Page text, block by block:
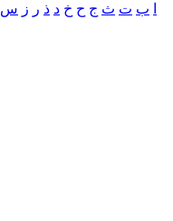
ب ت ث ج ح خ د ذ ر ز س